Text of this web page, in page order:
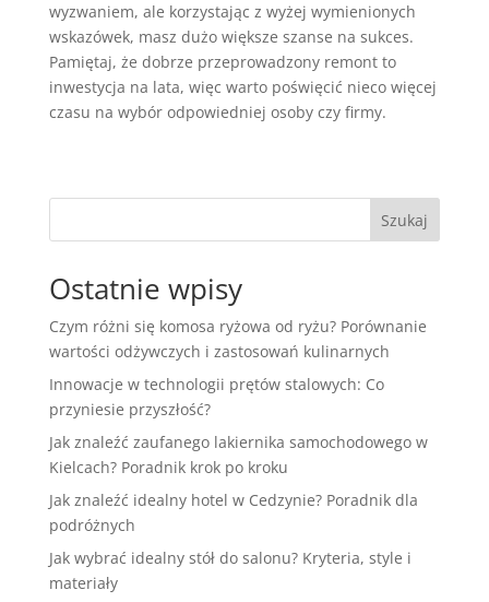
wyzwaniem, ale korzystając z wyżej wymienionych
wskazówek, masz dużo większe szanse na sukces.
Pamiętaj, że dobrze przeprowadzony remont to
inwestycja na lata, więc warto poświęcić nieco więcej
czasu na wybór odpowiedniej osoby czy firmy.
Szukaj
Ostatnie wpisy
Czym różni się komosa ryżowa od ryżu? Porównanie
wartości odżywczych i zastosowań kulinarnych
Innowacje w technologii prętów stalowych: Co
przyniesie przyszłość?
Jak znaleźć zaufanego lakiernika samochodowego w
Kielcach? Poradnik krok po kroku
Jak znaleźć idealny hotel w Cedzynie? Poradnik dla
podróżnych
Jak wybrać idealny stół do salonu? Kryteria, style i
materiały